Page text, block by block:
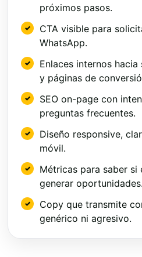
próximos pasos.
CTA visible para
WhatsApp.
Enlaces internos
y páginas de
SEO on-page con
preguntas frecuentes.
Diseño responsive,
móvil.
Métricas para saber si
generar oportunidades.
Copy que transmite
genérico ni agresivo.